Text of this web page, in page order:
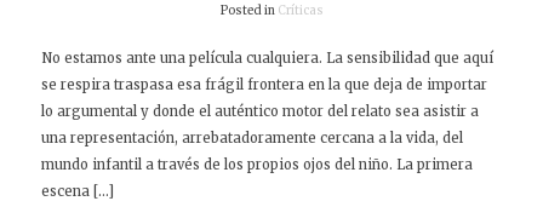
Posted in Críticas
No estamos ante una película cualquiera. La sensibilidad que aquí
se respira traspasa esa frágil frontera en la que deja de importar
lo argumental y donde el auténtico motor del relato sea asistir a
una representación, arrebatadoramente cercana a la vida, del
mundo infantil a través de los propios ojos del niño. La primera
escena […]